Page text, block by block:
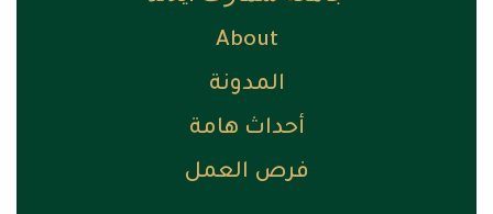
About
المدونة
أحداث هامة
فرص العمل